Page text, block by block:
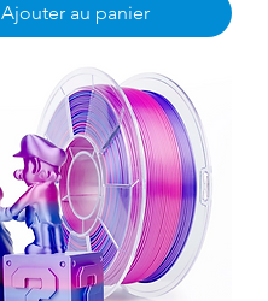
Ajouter au panier